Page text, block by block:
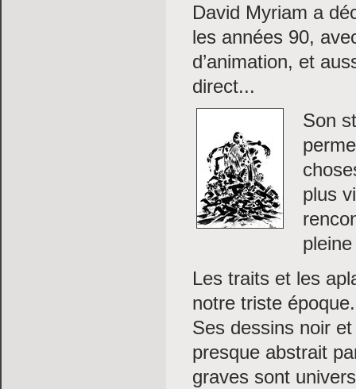
David Myriam a
les années 90,
d’animation, et
direct...
Son
plus
Les traits et les
notre triste époque.
Ses dessins noir
presque abstrait
graves sont